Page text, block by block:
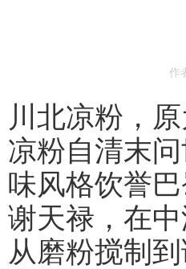
作
川北凉粉，
凉粉自清末
味风格饮誉
谢天禄，在
从磨粉搅制